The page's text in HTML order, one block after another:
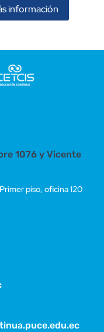
información
1076 y Vicente
piso, oficina 120